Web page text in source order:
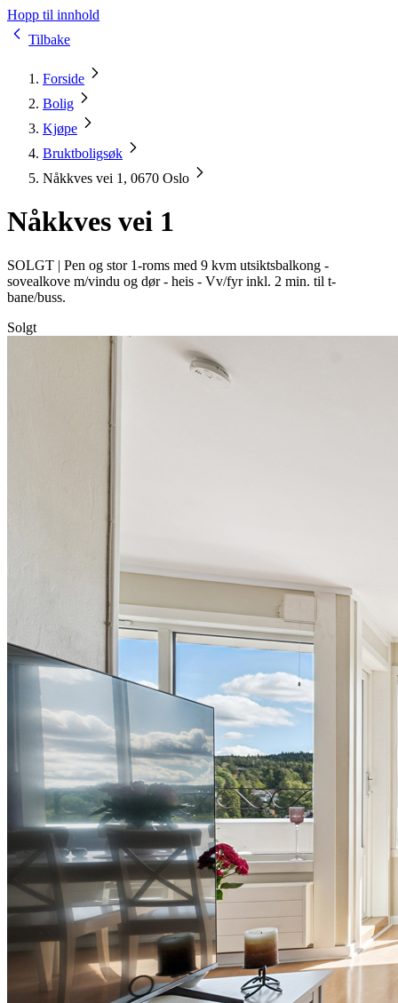
Hopp til innhold
Tilbake
Forside
Bolig
Kjøpe
Bruktboligsøk
Nåkkves vei 1, 0670 Oslo
Nåkkves vei 1
SOLGT | Pen og stor 1-roms med 9 kvm utsiktsbalkong -
sovealkove m/vindu og dør - heis - Vv/fyr inkl. 2 min. til t-
bane/buss.
Solgt